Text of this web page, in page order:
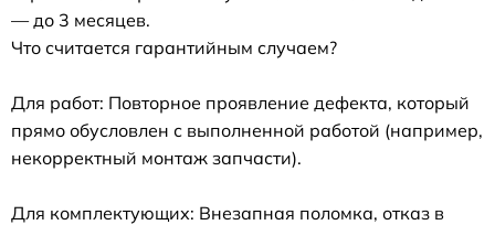
— до 3 месяцев.
Что считается гарантийным случаем?
Для работ: Повторное проявление дефекта, который
прямо обусловлен с выполненной работой (например,
некорректный монтаж запчасти).
Для комплектующих: Внезапная поломка, отказ в